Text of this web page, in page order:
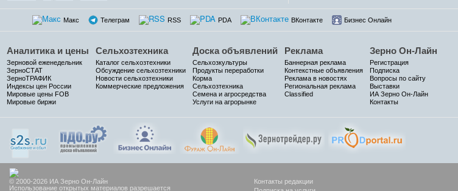
Макс Телеграм RSS PDA ВКонтакте Бизнес Онлайн
Аналитика и цены
Зерновой еженедельник
ЗерноСТАТ
ЗерноТРАФИК
Индексы цен России
Мировые цены FOB
Мировые биржи
Сельхозтехника
Каталог сельхозтехники
Обсуждение сельхозтехники
Новости сельхозтехники
Коммерческие предложения
Доска объявлений
Сельхозкультуры
Продукты переработки
Корма
Сельхозтехника
Семена и агросредства
Услуги на агрорынке
Реклама
Баннерная реклама
Контекстные объявления
Реклама в новостях
Региональная реклама
Classified
Зерно Он-Лайн
Регистрация
Подписка
Вопросы по сайту
Выставки
ИА Зерно Он-Лайн
Контакты
© 2000-2026 ИА Зерно Он-Лайн
Использование открытых материалов разрешается
Контакты редакции